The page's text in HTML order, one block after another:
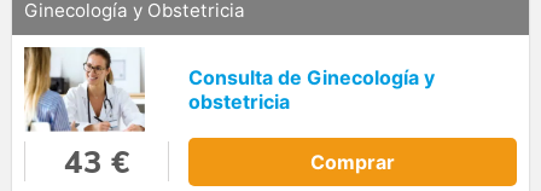
Ginecología y Obstetricia
Consulta de Ginecología y
obstetricia
43 € Comprar